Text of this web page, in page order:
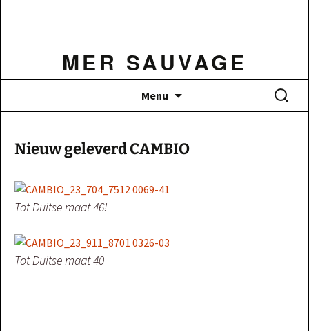
MER SAUVAGE
Menu
Zoeken
naar:
Nieuw geleverd CAMBIO
Tot Duitse maat 46!
Tot Duitse maat 40